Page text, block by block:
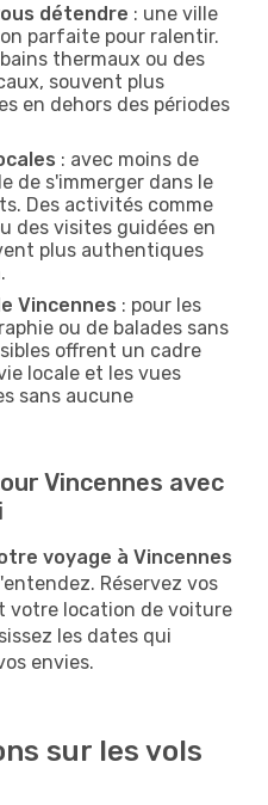
détendre : une ville
parfaite pour ralentir.
thermaux ou des
souvent plus
en dehors des périodes
: avec moins de
de s'immerger dans le
Des activités comme
des visites guidées en
plus authentiques
Vincennes : pour les
ou de balades sans
offrent un cadre
locale et les vues
sans aucune
Vincennes avec
voyage à Vincennes
Réservez vos
votre location de voiture
les dates qui
envies.
sur les vols